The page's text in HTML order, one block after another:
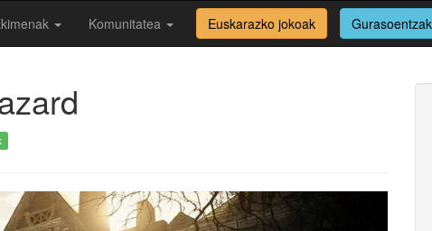
Komunitatea Euskarazko jokoak